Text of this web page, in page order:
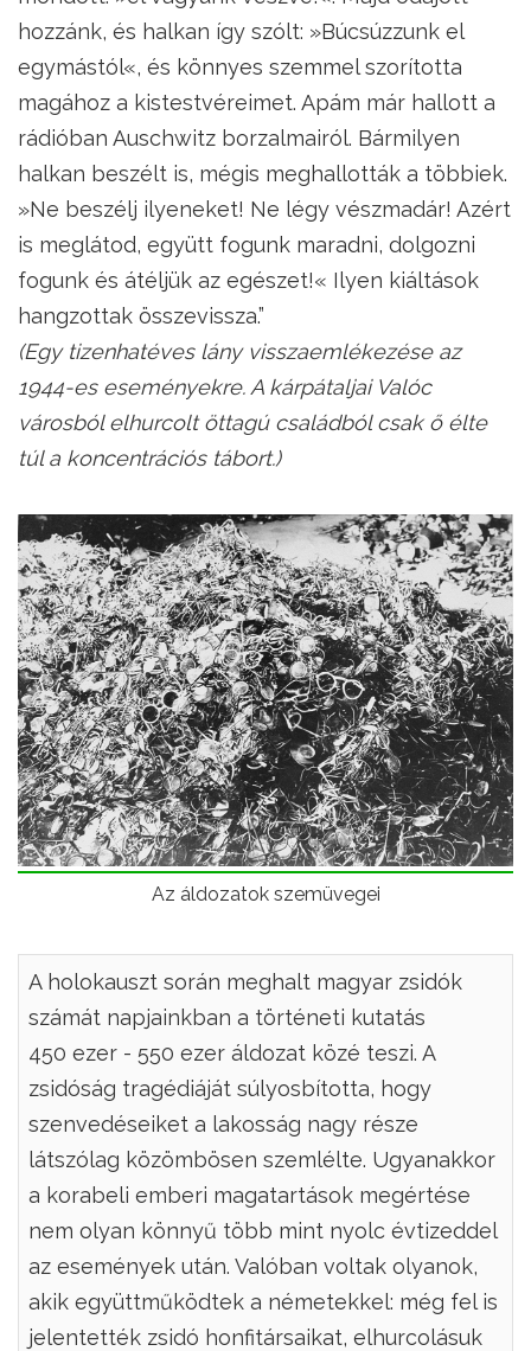
hozzánk, és halkan így szólt: »Búcsúzzunk el
egymástól«, és könnyes szemmel szorította
magához a kistestvéreimet. Apám már hallott a
rádióban Auschwitz borzalmairól. Bármilyen
halkan beszélt is, mégis meghallották a többiek.
»Ne beszélj ilyeneket! Ne légy vészmadár! Azért
is meglátod, együtt fogunk maradni, dolgozni
fogunk és átéljük az egészet!« Ilyen kiáltások
hangzottak összevissza.”
(Egy tizenhatéves lány visszaemlékezése az
1944-es eseményekre. A kárpátaljai Valóc
városból elhurcolt öttagú családból csak ő élte
túl a koncentrációs tábort.)
Az áldozatok szemüvegei
A holokauszt során meghalt magyar zsidók
számát napjainkban a történeti kutatás
450 ezer - 550 ezer áldozat közé teszi. A
zsidóság tragédiáját súlyosbította, hogy
szenvedéseiket a lakosság nagy része
látszólag közömbösen szemlélte. Ugyanakkor
a korabeli emberi magatartások megértése
nem olyan könnyű több mint nyolc évtizeddel
az események után. Valóban voltak olyanok,
akik együttműködtek a németekkel: még fel is
jelentették zsidó honfitársaikat, elhurcolásuk